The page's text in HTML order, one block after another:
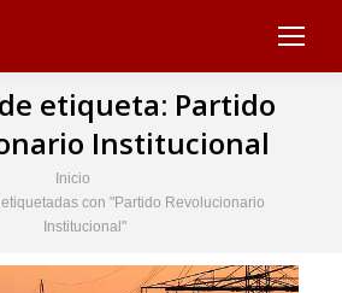
etiqueta: Partido
Institucional
Inicio
con "Partido Revolucionario
Institucional"